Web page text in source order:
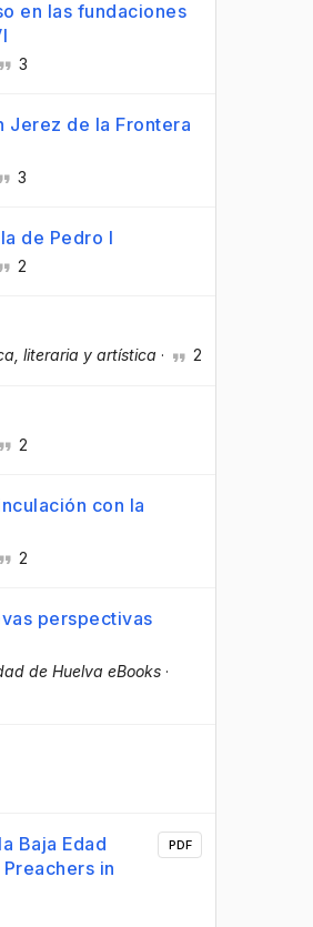
en las fundaciones
3
Jerez de la Frontera
3
de Pedro I
2
literaria y artística · 2
2
con la
2
perspectivas
de Huelva eBooks ·
Baja Edad
in
PDF